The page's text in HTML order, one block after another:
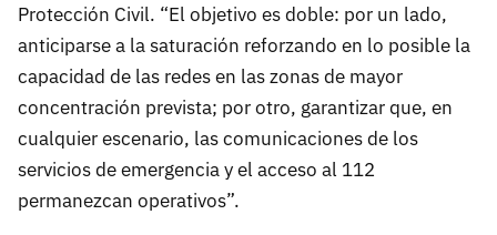
Protección Civil. “El objetivo es doble: por un lado,
anticiparse a la saturación reforzando en lo posible la
capacidad de las redes en las zonas de mayor
concentración prevista; por otro, garantizar que, en
cualquier escenario, las comunicaciones de los
servicios de emergencia y el acceso al 112
permanezcan operativos”.